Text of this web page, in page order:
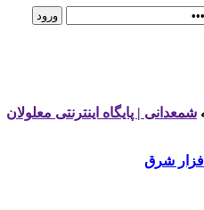
| پایگاه اینترنتی معلولان
شرق